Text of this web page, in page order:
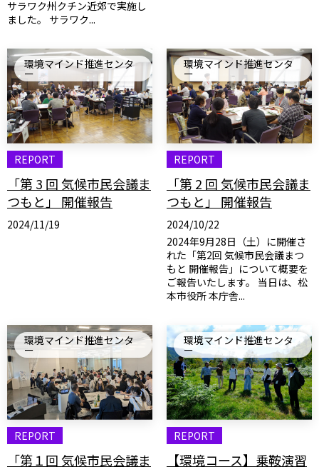
サラワク州クチン近郊で実施し
ました。 サラワク...
環境マインド推進センタ
ー
REPORT
「第 3 回 気候市民会議ま
つもと」 開催報告
2024/11/19
環境マインド推進センタ
ー
REPORT
「第 2 回 気候市民会議ま
つもと」 開催報告
2024/10/22
2024年9月28日（土）に開催さ
れた「第2回 気候市民会議まつ
もと 開催報告」について概要を
ご報告いたします。 当日は、松
本市役所 本庁舎...
環境マインド推進センタ
ー
REPORT
「第１回 気候市民会議ま
環境マインド推進センタ
ー
REPORT
【環境コース】乗鞍演習